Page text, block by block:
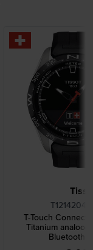
T-Touch Connect
Titanium
Bluetooth